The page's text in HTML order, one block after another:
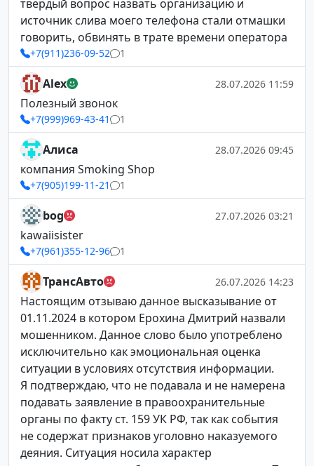
твердый вопрос назвать организацию и
источник слива моего телефона стали отмашки
говорить, обвинять в трате времени оператора
+7(911)236-09-52 1
Alex 28.07.2026 11:59
Полезный звонок
+7(999)969-43-41 1
Алиса 28.07.2026 09:45
компания Smoking Shop
+7(905)199-11-21 1
bog 27.07.2026 03:21
kawaiisister
+7(961)355-12-96 1
ТрансАвто 26.07.2026 14:23
Настоящим отзываю данное высказывание от
01.11.2024 в котором Ерохина Дмитрий назвали
мошенником. Данное слово было употреблено
исключительно как эмоциональная оценка
ситуации в условиях отсутствия информации.
Я подтверждаю, что не подавала и не намерена
подавать заявление в правоохранительные
органы по факту ст. 159 УК РФ, так как события
не содержат признаков уголовно наказуемого
деяния. Ситуация носила характер